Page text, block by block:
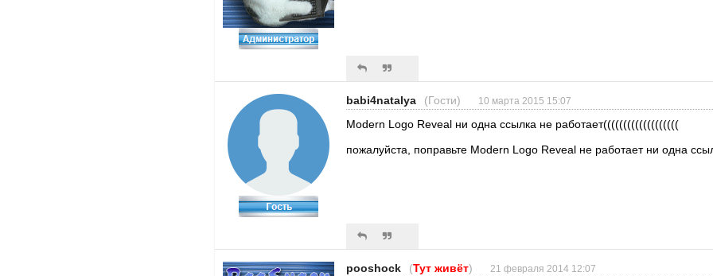
babi4natalya (Гости) 10 марта 2015 15:07
Modern Logo Reveal ни одна ссылка не работает(((((((((((((((((((
пожалуйста, поправьте Modern Logo Reveal не работает ни одна
pooshock (Тут живёт) 21 февраля 2014 12:07